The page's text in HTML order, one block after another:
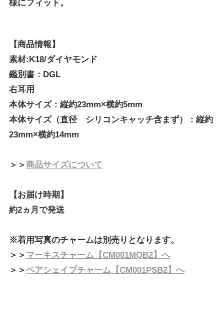
様にフィット。
【商品情報】
素材:K18/ダイヤモンド
鑑別書：DGL
右耳用
本体サイズ：縦約23mm×横約5mm
本体サイズ（直径 シリコンキャッチ含まず）：縦約
23mm×横約14mm
＞＞商品サイズについて
【お届け時期】
約2ヵ月で発送
※着用写真のチャームは別売りとなります。
＞＞ マーキスチャーム【CM001MQB2】へ
＞＞ペアシェイプチャーム【CM001PSB2】へ